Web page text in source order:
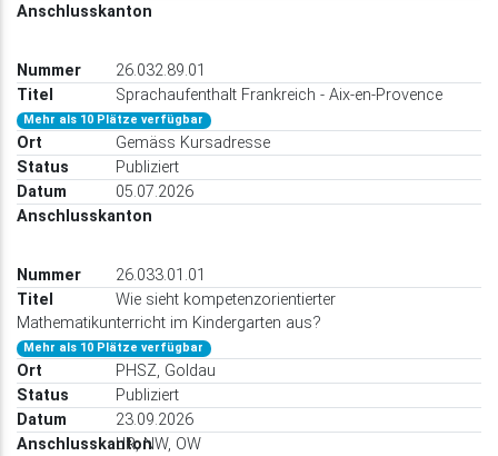
26.032.89.01
Sprachaufenthalt Frankreich - Aix-en-Provence
Mehr als 10 Plätze verfügbar
Gemäss Kursadresse
Publiziert
05.07.2026
26.033.01.01
Wie sieht kompetenzorientierter
Mathematikunterricht im Kindergarten aus?
Mehr als 10 Plätze verfügbar
PHSZ, Goldau
Publiziert
23.09.2026
UR, NW, OW